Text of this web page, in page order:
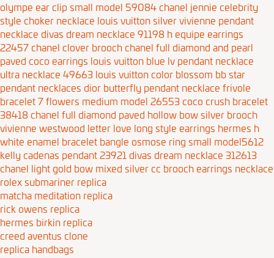
olympe ear clip small model 59084 chanel jennie celebrity
style choker necklace louis vuitton silver vivienne pendant
necklace divas dream necklace 91198 h equipe earrings
22457 chanel clover brooch chanel full diamond and pearl
paved coco earrings louis vuitton blue lv pendant necklace
ultra necklace 49663 louis vuitton color blossom bb star
pendant necklaces dior butterfly pendant necklace frivole
bracelet 7 flowers medium model 26553 coco crush bracelet
38418 chanel full diamond paved hollow bow silver brooch
vivienne westwood letter love long style earrings hermes h
white enamel bracelet bangle osmose ring small model5612
kelly cadenas pendant 23921 divas dream necklace 312613
chanel light gold bow mixed silver cc brooch earrings necklace
rolex submariner replica
matcha meditation replica
rick owens replica
hermes birkin replica
creed aventus clone
replica handbags